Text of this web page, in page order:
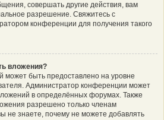
совершать другие действия, вам
разрешение. Свяжитесь с
конференции для получения такого
вложения?
может быть предоставлено на уровне
Администратор конференции может
в определённых форумах. Также
разрешено только членам
не знаете, почему не можете добавлять